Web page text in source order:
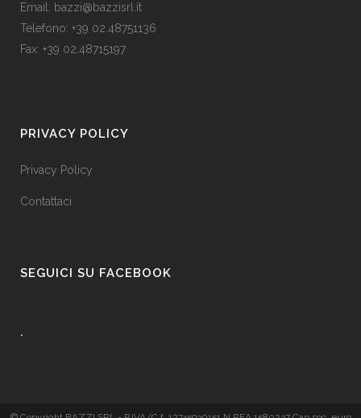
Email: bazzi@bazzisrl.it
Telefono: +39 02.48751136
Fax: +39 02.48715197
PRIVACY POLICY
Privacy Policy
Contattaci
SEGUICI SU FACEBOOK
.